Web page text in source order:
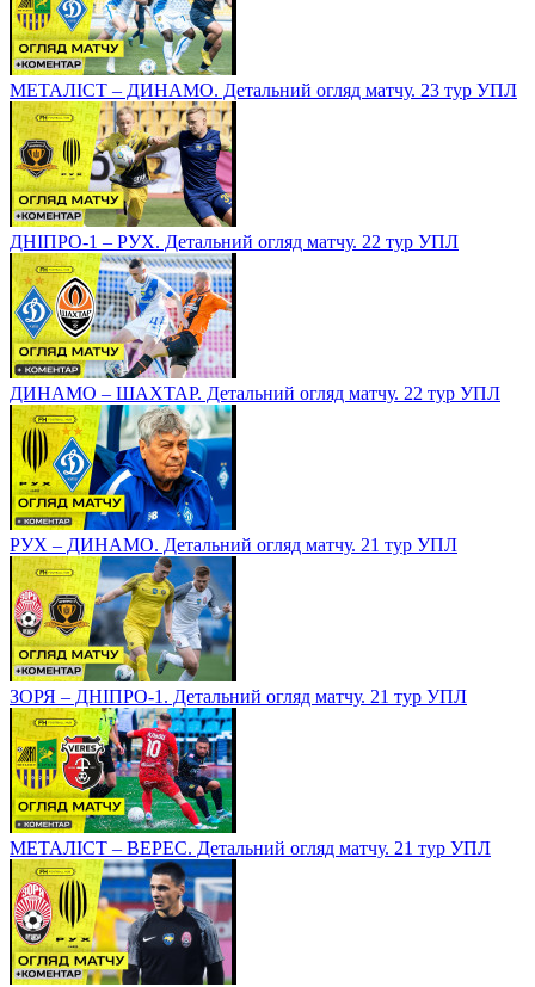
МЕТАЛІСТ – ДИНАМО. Детальний огляд матчу. 23 тур УПЛ
ДНІПРО-1 – РУХ. Детальний огляд матчу. 22 тур УПЛ
ДИНАМО – ШАХТАР. Детальний огляд матчу. 22 тур УПЛ
РУХ – ДИНАМО. Детальний огляд матчу. 21 тур УПЛ
ЗОРЯ – ДНІПРО-1. Детальний огляд матчу. 21 тур УПЛ
МЕТАЛІСТ – ВЕРЕС. Детальний огляд матчу. 21 тур УПЛ